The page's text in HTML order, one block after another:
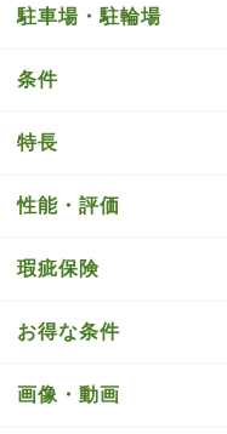
駐車場・駐輪場
条件
特長
性能・評価
瑕疵保険
お得な条件
画像・動画